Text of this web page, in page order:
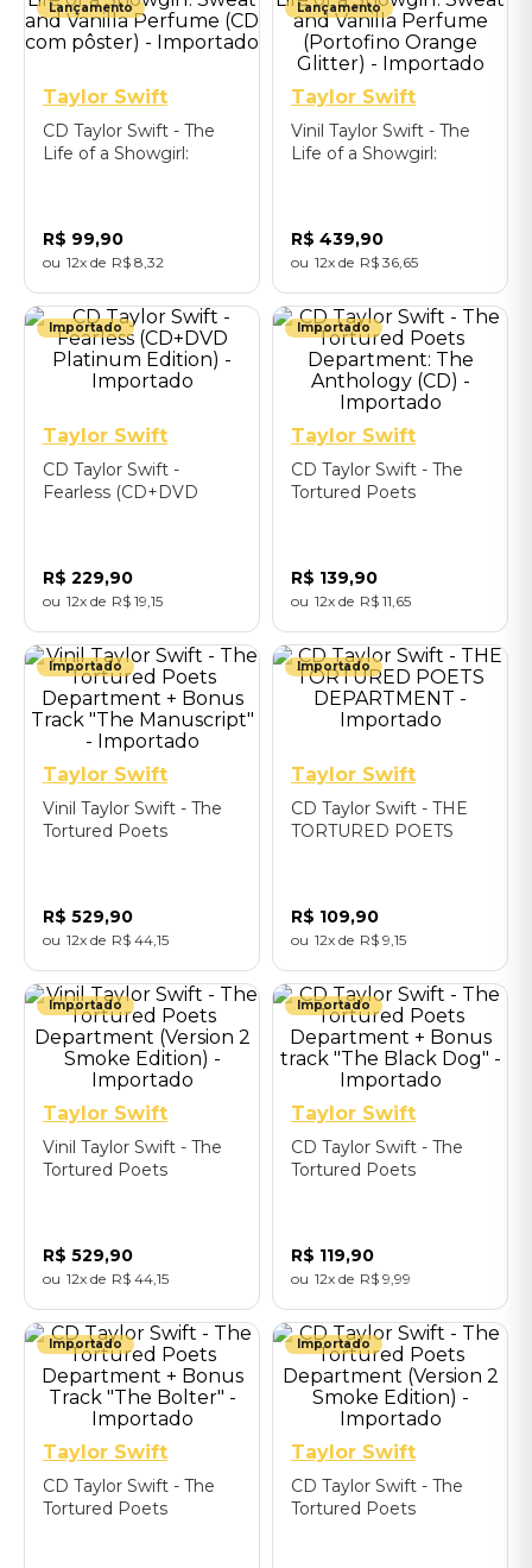
Lançamento
Taylor Swift
CD Taylor Swift - The
Life of a Showgirl:
R$ 99,90
12 R$ 8 32
Lançamento
Taylor Swift
Vinil Taylor Swift - The
Life of a Showgirl:
Importado
R$ 439,90
12 R$ 36 65
Importado
Taylor Swift
CD Taylor Swift -
Fearless (CD+DVD
R$ 229,90
12 R$ 19 15
Importado
Taylor Swift
CD Taylor Swift - The
Tortured Poets
R$ 139,90
12 R$ 11 65
Importado
Taylor Swift
Vinil Taylor Swift - The
Tortured Poets
R$ 529,90
12 R$ 44 15
Importado
Taylor Swift
CD Taylor Swift - THE
TORTURED POETS
R$ 109,90
12 R$ 9 15
Importado
Taylor Swift
Vinil Taylor Swift - The
Tortured Poets
R$ 529,90
12 R$ 44 15
Importado
Taylor Swift
CD Taylor Swift - The
Tortured Poets
R$ 119,90
12 R$ 9 99
Importado
Taylor Swift
CD Taylor Swift - The
Tortured Poets
Importado
Taylor Swift
CD Taylor Swift - The
Tortured Poets